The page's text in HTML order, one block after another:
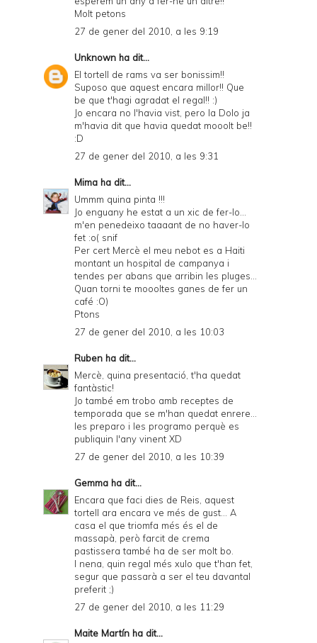
Molt petons
27 de gener del 2010, a les 9:19
Unknown ha dit...
El tortell de rams va ser bonissim!!
Suposo que aquest encara millor!! Que
be que t'hagi agradat el regal!! :)
Jo encara no l'havia vist, pero la Dolo ja
m'havia dit que havia quedat mooolt be!!
:D
27 de gener del 2010, a les 9:31
Mima ha dit...
Ummm quina pinta !!!
Jo enguany he estat a un xic de fer-lo...
m'en penedeixo taaaant de no haver-lo
fet :o( snif
Per cert Mercè el meu nebot es a Haiti
montant un hospital de campanya i
tendes per abans que arribin les pluges...
Quan torni te moooltes ganes de fer un
café :O)
Ptons
27 de gener del 2010, a les 10:03
Ruben ha dit...
Mercè, quina presentació, t'ha quedat
fantàstic!
Jo també em trobo amb receptes de
temporada que se m'han quedat enrere...
les preparo i les programo perquè es
publiquin l'any vinent XD
27 de gener del 2010, a les 10:39
Gemma ha dit...
Encara que faci dies de Reis, aquest
tortell ara encara ve més de gust... A
casa el que triomfa més és el de
massapà, però farcit de crema
pastissera també ha de ser molt bo.
I nena, quin regal més xulo que t'han fet,
segur que passarà a ser el teu davantal
preferit ;)
27 de gener del 2010, a les 11:29
Maite Martín ha dit...